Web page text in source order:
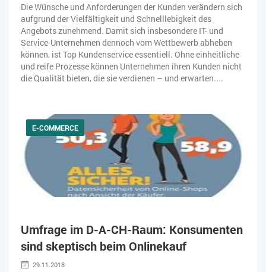
Die Wünsche und Anforderungen der Kunden verändern sich
aufgrund der Vielfältigkeit und Schnelllebigkeit des
Angebots zunehmend. Damit sich insbesondere IT- und
Service-Unternehmen dennoch vom Wettbewerb abheben
können, ist Top Kundenservice essentiell. Ohne einheitliche
und reife Prozesse können Unternehmen ihren Kunden nicht
die Qualität bieten, die sie verdienen – und erwarten....
E-COMMERCE
Umfrage im D-A-CH-Raum: Konsumenten
sind skeptisch beim Onlinekauf
29.11.2018